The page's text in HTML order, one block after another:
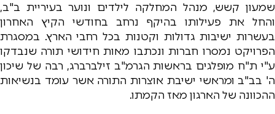
שמעון קשש, מנהל המחלקה לילדים ונוער בעיריית ב"ב,
והחל את פעילותו בהיקף נרחב בחודשי הקיץ האחרון
בעשרות ישיבות גדולות וקטנות בכל רחבי הארץ. במסגרת
הפרויקט נמסרו חברות ונכתבו מאות חידושי תורה שנבדקו
ע"י ת"ח מופלגים בראשות הגרמ"ב זילברברג, רבה של שיכון
ה' בב"ב ומראשי ישיבת אוצרות התורה אשר עומד בנשיאות
ההכוונה של הארגון מאז הקמתו.